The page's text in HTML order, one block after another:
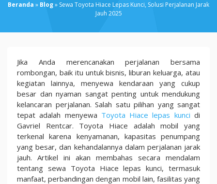
Beranda » Blog» Sewa Toyota Hiace Lepas Kunci, Solusi Perjalanan Jarak
Jauh 2025
Sewa
Toyota
Hiace
Lepas
Kunci,
Solusi
Perjalanan
Jarak
Jauh
2025
Jika Anda merencanakan perjalanan bersama
rombongan, baik itu untuk bisnis, liburan keluarga, atau
kegiatan lainnya, menyewa kendaraan yang cukup
besar dan nyaman sangat penting untuk mendukung
kelancaran perjalanan. Salah satu pilihan yang sangat
tepat adalah menyewa Toyota Hiace lepas kunci di
Gavriel Rentcar. Toyota Hiace adalah mobil yang
terkenal karena kenyamanan, kapasitas penumpang
yang besar, dan kehandalannya dalam perjalanan jarak
jauh. Artikel ini akan membahas secara mendalam
tentang sewa Toyota Hiace lepas kunci, termasuk
manfaat, perbandingan dengan mobil lain, fasilitas yang